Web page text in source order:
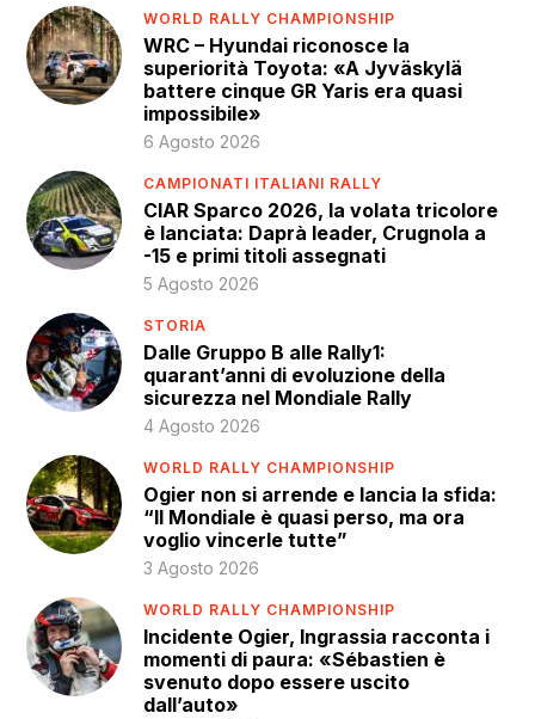
WORLD RALLY CHAMPIONSHIP
WRC – Hyundai riconosce la
superiorità Toyota: «A Jyväskylä
battere cinque GR Yaris era quasi
impossibile»
6 Agosto 2026
CAMPIONATI ITALIANI RALLY
CIAR Sparco 2026, la volata tricolore
è lanciata: Daprà leader, Crugnola a
-15 e primi titoli assegnati
5 Agosto 2026
STORIA
Dalle Gruppo B alle Rally1:
quarant’anni di evoluzione della
sicurezza nel Mondiale Rally
4 Agosto 2026
WORLD RALLY CHAMPIONSHIP
Ogier non si arrende e lancia la sfida:
“Il Mondiale è quasi perso, ma ora
voglio vincerle tutte”
3 Agosto 2026
WORLD RALLY CHAMPIONSHIP
Incidente Ogier, Ingrassia racconta i
momenti di paura: «Sébastien è
svenuto dopo essere uscito
dall’auto»